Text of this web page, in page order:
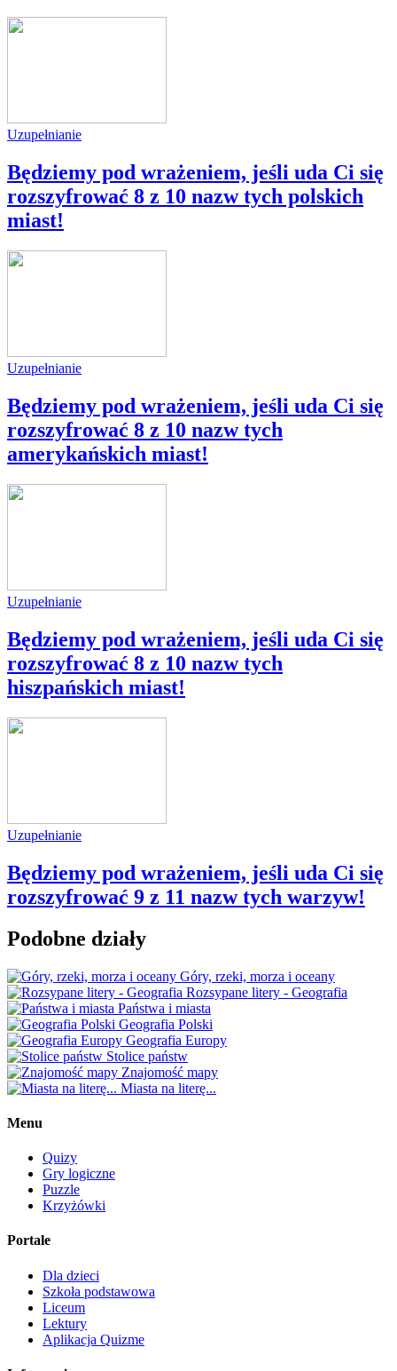
Uzupełnianie
Będziemy pod wrażeniem, jeśli uda Ci się
rozszyfrować 8 z 10 nazw tych polskich
miast!
Uzupełnianie
Będziemy pod wrażeniem, jeśli uda Ci się
rozszyfrować 8 z 10 nazw tych
amerykańskich miast!
Uzupełnianie
Będziemy pod wrażeniem, jeśli uda Ci się
rozszyfrować 8 z 10 nazw tych
hiszpańskich miast!
Uzupełnianie
Będziemy pod wrażeniem, jeśli uda Ci się
rozszyfrować 9 z 11 nazw tych warzyw!
Podobne działy
Góry, rzeki, morza i oceany
Rozsypane litery - Geografia
Państwa i miasta
Geografia Polski
Geografia Europy
Stolice państw
Znajomość mapy
Miasta na literę...
Menu
Quizy
Gry logiczne
Puzzle
Krzyżówki
Portale
Dla dzieci
Szkoła podstawowa
Liceum
Lektury
Aplikacja Quizme